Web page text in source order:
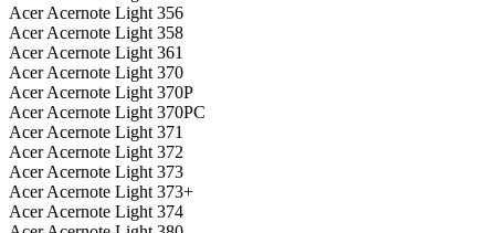
Acer Acernote Light 356
Acer Acernote Light 358
Acer Acernote Light 361
Acer Acernote Light 370
Acer Acernote Light 370P
Acer Acernote Light 370PC
Acer Acernote Light 371
Acer Acernote Light 372
Acer Acernote Light 373
Acer Acernote Light 373+
Acer Acernote Light 374